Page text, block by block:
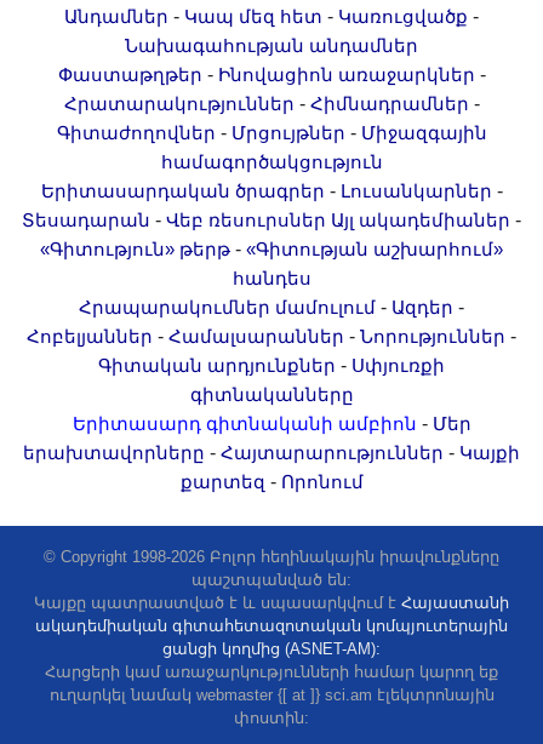
Անդամներ - Կապ մեզ հետ - Կառուցվածք -
Նախագահության անդամներ
Փաստաթղթեր - Ինովացիոն առաջարկներ -
Հրատարակություններ - Հիմնադրամներ -
Գիտաժողովներ - Մրցույթներ - Միջազգային
համագործակցություն
Երիտասարդական ծրագրեր - Լուսանկարներ -
Տեսադարան - Վեբ ռեսուրսներ Այլ ակադեմիաներ -
«Գիտություն» թերթ - «Գիտության աշխարհում»
հանդես
Հրապարակումներ մամուլում - Ազդեր -
Հոբելյաններ - Համալսարաններ - Նորություններ -
Գիտական արդյունքներ - Սփյուռքի
գիտնականները
Երիտասարդ գիտնականի ամբիոն - Մեր
երախտավորները - Հայտարարություններ - Կայքի
քարտեզ - Որոնում
© Copyright 1998-2026 Բոլոր հեղինակային իրավունքները
պաշտպանված են:
Կայքը պատրաստված է և սպասարկվում է Հայաստանի
ակադեմիական գիտահետազոտական կոմպյուտերային
ցանցի կողմից (ASNET-AM):
Հարցերի կամ առաջարկությունների համար կարող եք
ուղարկել նամակ webmaster {[ at ]} sci.am էլեկտրոնային
փոստին: